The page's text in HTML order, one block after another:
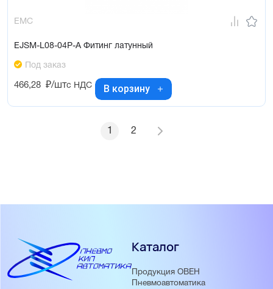
EMC
EJSM-L08-04P-A Фитинг латунный
Под заказ
466,28 ₽/штс НДС В корзину
1 2
Каталог
Продукция ОВЕН
Пневмоавтоматика